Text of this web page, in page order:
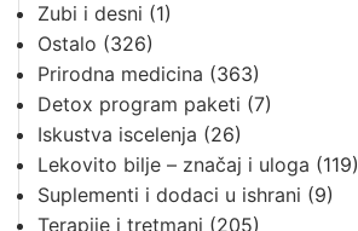
Zubi i desni (1)
Ostalo (326)
Prirodna medicina (363)
Detox program paketi (7)
Iskustva iscelenja (26)
Lekovito bilje – značaj i uloga (119)
Suplementi i dodaci u ishrani (9)
Terapije i tretmani (205)